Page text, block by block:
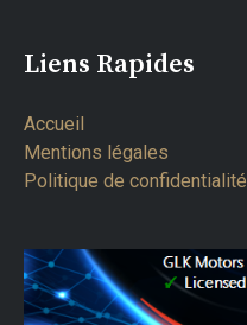
Liens Rapides
Accueil
Mentions légales
Politique de confidentialité